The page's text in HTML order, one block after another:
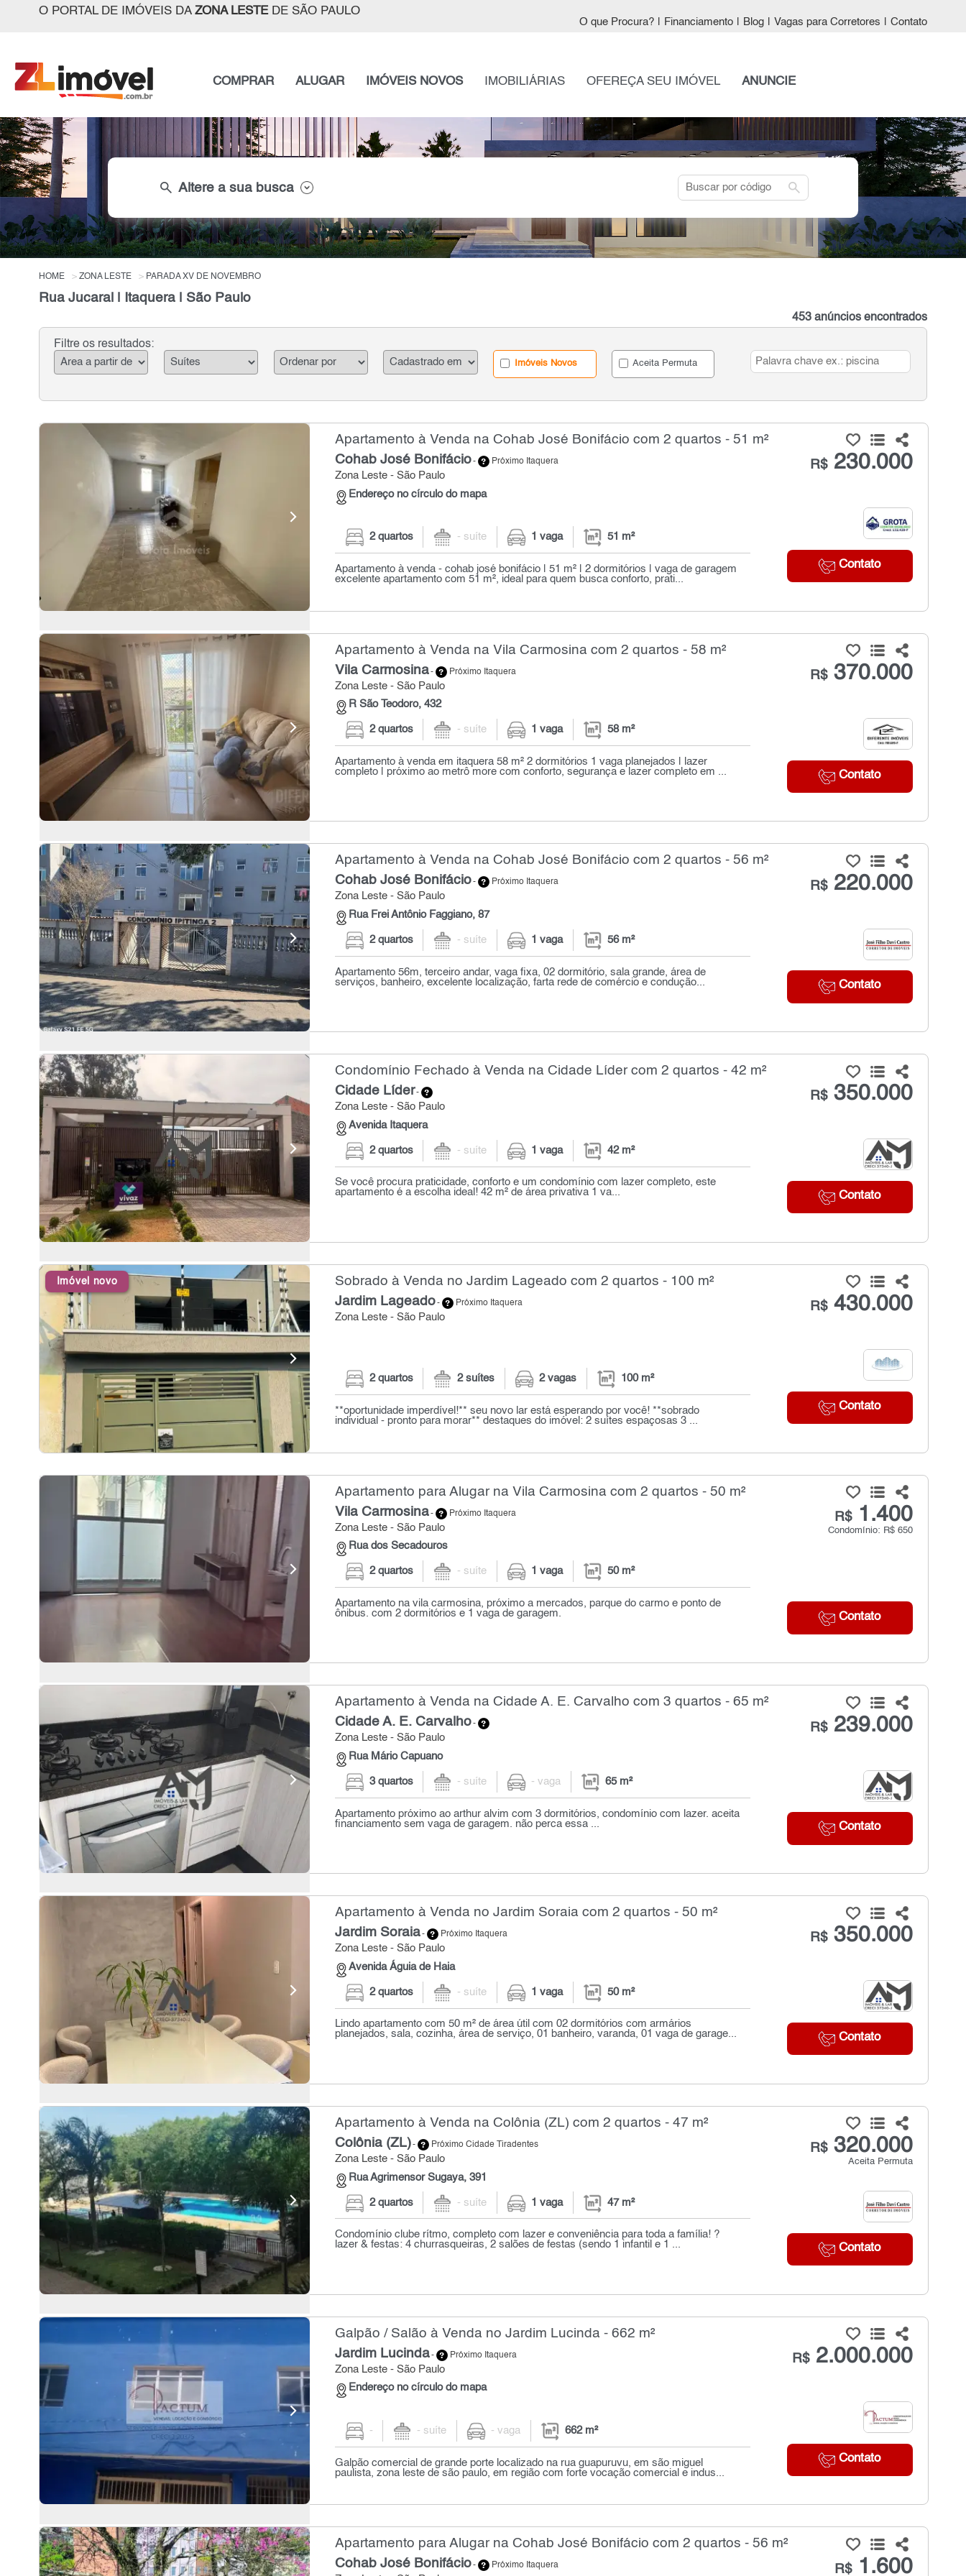
O PORTAL DE IMÓVEIS DA ZONA LESTEDE SÃO PAULO
O que Procura? Financiamento Blog Vagas para Corretores Contato
COMPRAR ALUGAR IMÓVEIS NOVOS IMOBILIÁRIAS OFEREÇA SEU IMÓVEL ANUNCIE
search Altere a sua busca search
HOME ZONA LESTE PARADA XV DE NOVEMBRO
Rua Jucaral | Itaquera | São Paulo
453 anúncios encontrados
Filtre os resultados:
Imóveis Novos Aceita Permuta
Apartamento à Venda na Cohab José Bonifácio com 2 quartos - 51 m²
Cohab José Bonifácio- Próximo Itaquera
Zona Leste - São Paulo
Endereço no círculo do mapa
R$230.000
Contato
2 quartos - suíte 1 vaga 51 m²
Apartamento à venda - cohab josé bonifácio | 51 m² | 2 dormitórios | vaga de garagem
excelente apartamento com 51 m², ideal para quem busca conforto, prati...
Apartamento à Venda na Vila Carmosina com 2 quartos - 58 m²
Vila Carmosina- Próximo Itaquera
Zona Leste - São Paulo
R São Teodoro, 432
R$370.000
Contato
2 quartos - suíte 1 vaga 58 m²
Apartamento à venda em itaquera 58 m² 2 dormitórios 1 vaga planejados | lazer
completo | próximo ao metrô more com conforto, segurança e lazer completo em ...
Apartamento à Venda na Cohab José Bonifácio com 2 quartos - 56 m²
Cohab José Bonifácio- Próximo Itaquera
Zona Leste - São Paulo
Rua Frei Antônio Faggiano, 87
R$220.000
Contato
2 quartos - suíte 1 vaga 56 m²
Apartamento 56m, terceiro andar, vaga fixa, 02 dormitório, sala grande, área de
serviços, banheiro, excelente localização, farta rede de comércio e condução...
Condomínio Fechado à Venda na Cidade Líder com 2 quartos - 42 m²
Cidade Líder-
Zona Leste - São Paulo
Avenida Itaquera
R$350.000
Contato
2 quartos - suíte 1 vaga 42 m²
Se você procura praticidade, conforto e um condomínio com lazer completo, este
apartamento é a escolha ideal! 42 m² de área privativa 1 va...
Imóvel novo Sobrado à Venda no Jardim Lageado com 2 quartos - 100 m²
Jardim Lageado- Próximo Itaquera
Zona Leste - São Paulo
R$430.000
Contato
2 quartos 2 suítes 2 vagas 100 m²
**oportunidade imperdível!** seu novo lar está esperando por você! **sobrado
individual - pronto para morar** destaques do imóvel: 2 suítes espaçosas 3 ...
Apartamento para Alugar na Vila Carmosina com 2 quartos - 50 m²
Vila Carmosina- Próximo Itaquera
Zona Leste - São Paulo
Rua dos Secadouros
R$1.400
Condomínio: R$ 650
Contato
2 quartos - suíte 1 vaga 50 m²
Apartamento na vila carmosina, próximo a mercados, parque do carmo e ponto de
ônibus. com 2 dormitórios e 1 vaga de garagem.
Apartamento à Venda na Cidade A. E. Carvalho com 3 quartos - 65 m²
Cidade A. E. Carvalho-
Zona Leste - São Paulo
Rua Mário Capuano
R$239.000
Contato
3 quartos - suíte - vaga 65 m²
Apartamento próximo ao arthur alvim com 3 dormitórios, condomínio com lazer. aceita
financiamento sem vaga de garagem. não perca essa ...
Apartamento à Venda no Jardim Soraia com 2 quartos - 50 m²
Jardim Soraia- Próximo Itaquera
Zona Leste - São Paulo
Avenida Águia de Haia
R$350.000
Contato
2 quartos - suíte 1 vaga 50 m²
Lindo apartamento com 50 m² de área útil com 02 dormitórios com armários
planejados, sala, cozinha, área de serviço, 01 banheiro, varanda, 01 vaga de garage...
Apartamento à Venda na Colônia (ZL) com 2 quartos - 47 m²
Colônia (ZL)- Próximo Cidade Tiradentes
Zona Leste - São Paulo
Rua Agrimensor Sugaya, 391
R$320.000
Aceita Permuta
Contato
2 quartos - suíte 1 vaga 47 m²
Condomínio clube rítmo, completo com lazer e conveniência para toda a família! ?
lazer & festas: 4 churrasqueiras, 2 salões de festas (sendo 1 infantil e 1 ...
Galpão / Salão à Venda no Jardim Lucinda - 662 m²
Jardim Lucinda- Próximo Itaquera
Zona Leste - São Paulo
Endereço no círculo do mapa
R$2.000.000
Contato
- - suíte - vaga 662 m²
Galpão comercial de grande porte localizado na rua guapuruvu, em são miguel
paulista, zona leste de são paulo, em região com forte vocação comercial e indus...
Apartamento para Alugar na Cohab José Bonifácio com 2 quartos - 56 m²
Cohab José Bonifácio- Próximo Itaquera R$1.600